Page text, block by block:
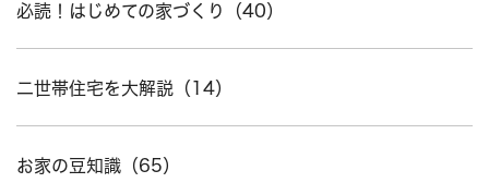
必読！はじめての家づくり（40）
二世帯住宅を大解説（14）
お家の豆知識（65）